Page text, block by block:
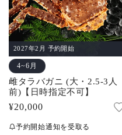
2027年2月 予約開始
4~6月
雌タラバガニ (大・2.5-3人
前)【日時指定不可】
通
¥20,000
予約開始通知を受取る